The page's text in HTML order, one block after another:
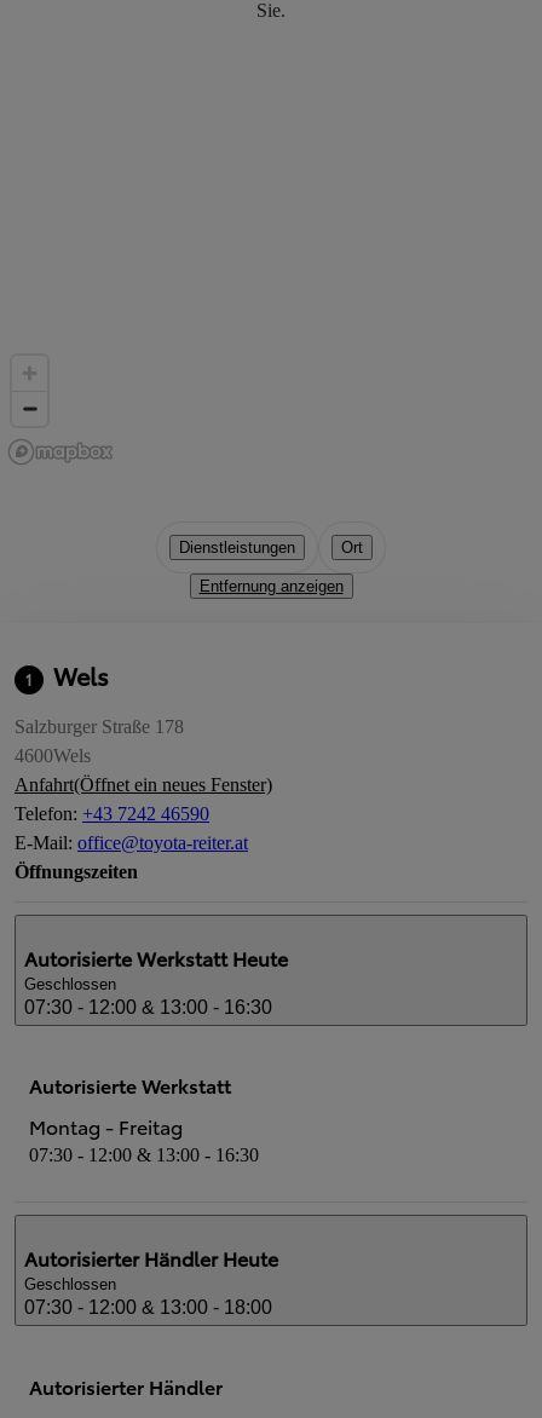
Sie.
Dienstleistungen Ort
Entfernung anzeigen
1 Wels
Salzburger Straße 178
4600Wels
Anfahrt(Öffnet ein neues Fenster)
Telefon: +43 7242 46590
E-Mail: office@toyota-reiter.at
Öffnungszeiten
Autorisierte Werkstatt Heute
Geschlossen
07:30 - 12:00 & 13:00 - 16:30
Autorisierte Werkstatt
Montag - Freitag
07:30 - 12:00 & 13:00 - 16:30
Autorisierter Händler Heute
Geschlossen
07:30 - 12:00 & 13:00 - 18:00
Autorisierter Händler